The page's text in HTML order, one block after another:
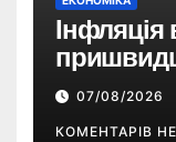
Інфляція
році —
07/08/2026
КОМЕНТАРІВ